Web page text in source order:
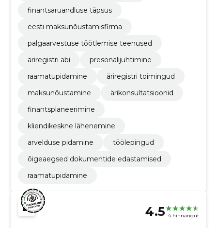
finantsaruandluse täpsus
eesti maksunõustamisfirma
palgaarvestuse töötlemise teenused
äriregistri abi
presonalijuhtimine
raamatupidamine
äriregistri toimingud
maksunõustamine
ärikonsultatsioonid
finantsplaneerimine
kliendikeskne lähenemine
arvelduse pidamine
töölepingud
õigeaegsed dokumentide edastamised
raamatupidamine
4.5 4 hinnangut